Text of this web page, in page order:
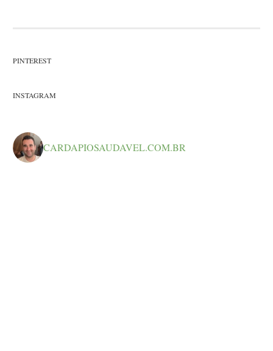
PINTEREST
INSTAGRAM
CARDAPIOSAUDAVEL.COM.BR